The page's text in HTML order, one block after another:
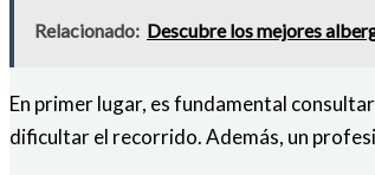
Relacionado: Descubre los mejores
En primer lugar, es fundamental
dificultar el recorrido. Además, un